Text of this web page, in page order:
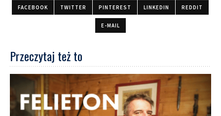
FACEBOOK TWITTER PINTEREST LINKEDIN REDDIT
E-MAIL
Przeczytaj też to